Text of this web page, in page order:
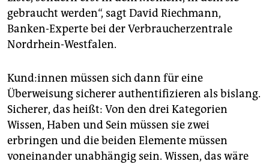
gebraucht werden“, sagt David Riechmann,
Banken-Experte bei der Verbraucherzentrale
Nordrhein-Westfalen.
Kund:innen müssen sich dann für eine
Überweisung sicherer authentifizieren als bislang.
Sicherer, das heißt: Von den drei Kategorien
Wissen, Haben und Sein müssen sie zwei
erbringen und die beiden Elemente müssen
voneinander unabhängig sein. Wissen, das wäre